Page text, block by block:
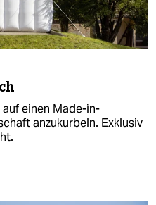
einen Made-in-
anzukurbeln. Exklusiv